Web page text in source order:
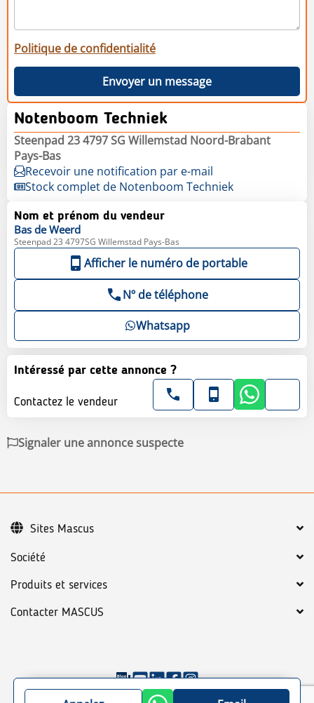
Politique de confidentialité
Envoyer un message
Notenboom Techniek
Steenpad 23 4797 SG Willemstad Noord-Brabant
Pays-Bas
Recevoir une notification par e-mail
Stock complet de Notenboom Techniek
Nom et prénom du vendeur
Bas de Weerd
Steenpad 23 4797SG Willemstad Pays-Bas
Afficher le numéro de portable
Nº de téléphone
Whatsapp
Intéressé par cette annonce ?
Contactez le vendeur
Signaler une annonce suspecte
Société
Produits et services
Contacter MASCUS
Sites Mascus